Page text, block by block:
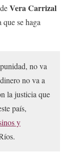
Vera Carrizal
se haga
no va
no va a
la justicia que
país,
y